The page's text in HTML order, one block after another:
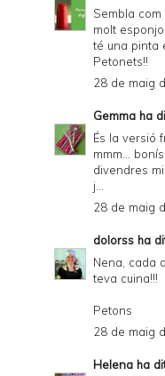
Sembla
molt
té una pinta
Petonets!!
28 de maig
Gemma ha
És la versió
mmm...
divendres
j...
28 de maig
dolorss ha
Nena, cada
teva cuina!!!
Petons
28 de maig
Helena ha